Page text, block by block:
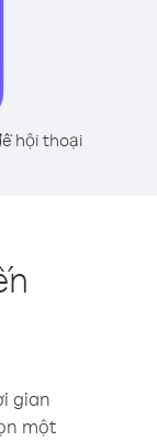
hội thoại
gian
một